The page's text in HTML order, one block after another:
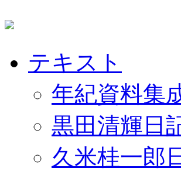
テキスト
年紀資料集
黒田清輝日
久米桂一郎